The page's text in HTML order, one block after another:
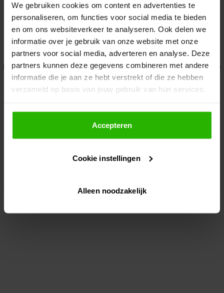
We gebruiken cookies om content en advertenties te
personaliseren, om functies voor social media te bieden
en om ons websiteverkeer te analyseren. Ook delen we
informatie over je gebruik van onze website met onze
partners voor social media, adverteren en analyse. Deze
partners kunnen deze gegevens combineren met andere
informatie die je aan ze hebt verstrekt of die ze hebben
verzameld op basis van jouw gebruik van hun services.
Als je op "Accepteer" klikt, dan geef je Voordeeluitjes.nl
toestemming om cookies voor social media en
gepersonaliseerde advertenties te plaatsen.
Lees hier meer over in onsprivacybeleid
Via "Cookie instellingen" kun je ook zelf instellen welke
Accepteren
Cookie instellingen
Alleen noodzakelijk
Application error: a client-side exception has occurred while
loadingwww.voordeeluitjes.nl (see the browser console for more
information).